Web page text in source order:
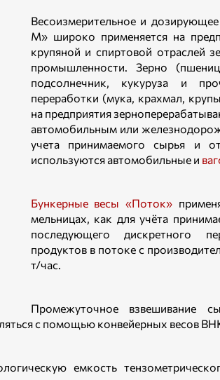
Весоизмерительное и
М» широко применяется на
крупяной и спиртовой отраслей
промышленности. Зерно
подсолнечник, кукуруза и
переработки (мука, крахмал,
на предприятия
автомобильным или
учета принимаемого сырья и
используются автомобильные и
Бункерные весы «Поток»
мельницах, как для учёта
последующего дискретного
продуктов в потоке с
т/час.
Промежуточное взвешивание
с помощью конвейерных весов
емкость